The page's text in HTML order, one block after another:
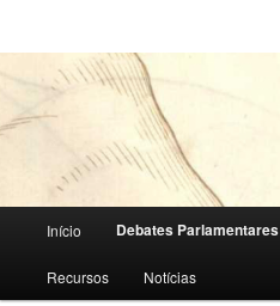
principal
Início Debates Parlamentares
Recursos Notícias